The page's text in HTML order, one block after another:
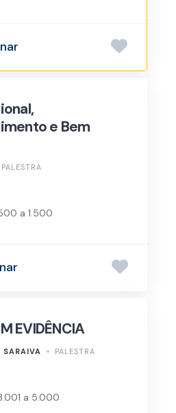
e Bem
PALESTRA
a 1.500
EVIDÊNCIA
SARAIVA PALESTRA
a 5.000